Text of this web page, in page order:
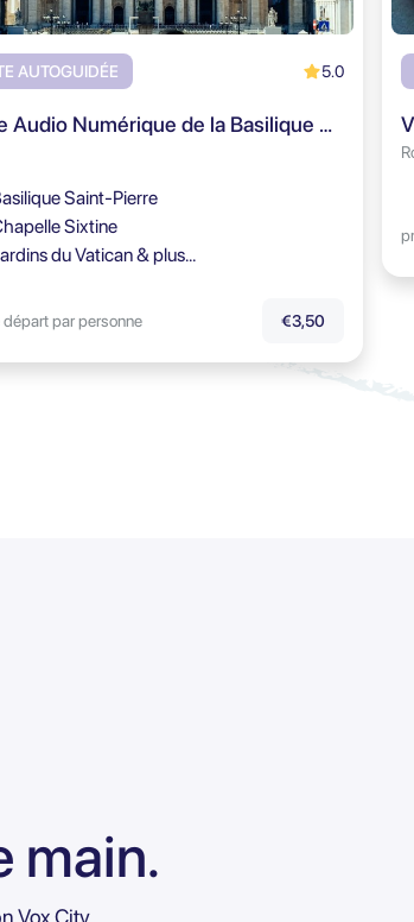
AUTOGUIDÉE 5.0
Guide Audio Numérique de la Basilique Saint-Pierre
Saint-Pierre
Sixtine
du Vatican & plus…
par personne €3,50
main.